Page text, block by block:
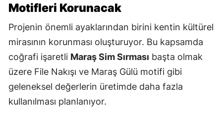
Motifleri Korunacak
Projenin önemli ayaklarından birini kentin kültürel
mirasının korunması oluşturuyor. Bu kapsamda
coğrafi işaretli Maraş Sim Sırması başta olmak
üzere File Nakışı ve Maraş Gülü motifi gibi
geleneksel değerlerin üretimde daha fazla
kullanılması planlanıyor.